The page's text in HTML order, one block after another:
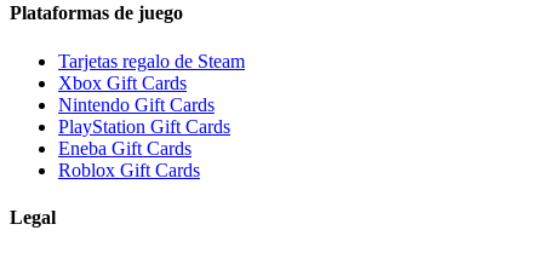
Plataformas de juego
Tarjetas regalo de Steam
Xbox Gift Cards
Nintendo Gift Cards
PlayStation Gift Cards
Eneba Gift Cards
Roblox Gift Cards
Legal